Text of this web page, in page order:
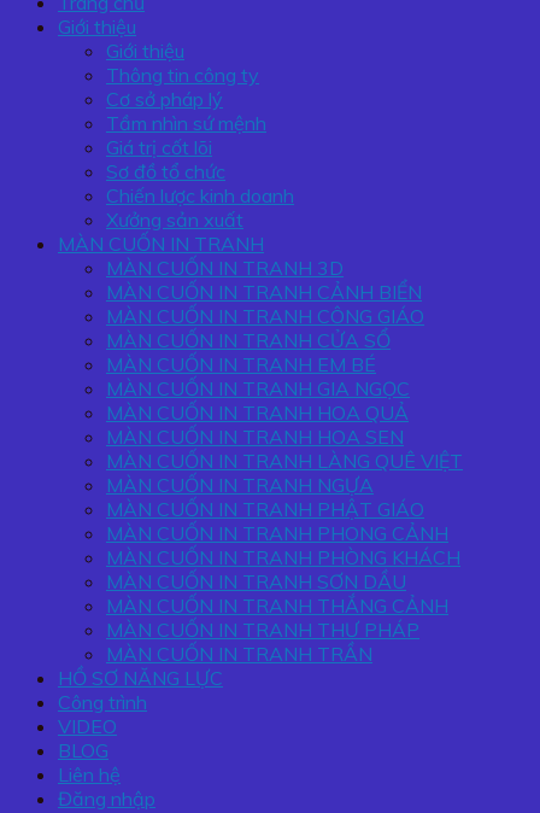
Giới thiệu
Giới thiệu
Thông tin công ty
Cơ sở pháp lý
Tầm nhìn sứ mệnh
Giá trị cốt lõi
Sơ đồ tổ chức
Chiến lược kinh doanh
Xưởng sản xuất
MÀN CUỐN IN TRANH
MÀN CUỐN IN TRANH 3D
MÀN CUỐN IN TRANH CẢNH BIỂN
MÀN CUỐN IN TRANH CÔNG GIÁO
MÀN CUỐN IN TRANH CỬA SỔ
MÀN CUỐN IN TRANH EM BÉ
MÀN CUỐN IN TRANH GIA NGỌC
MÀN CUỐN IN TRANH HOA QUẢ
MÀN CUỐN IN TRANH HOA SEN
MÀN CUỐN IN TRANH LÀNG QUÊ VIỆT
MÀN CUỐN IN TRANH NGỰA
MÀN CUỐN IN TRANH PHẬT GIÁO
MÀN CUỐN IN TRANH PHONG CẢNH
MÀN CUỐN IN TRANH PHÒNG KHÁCH
MÀN CUỐN IN TRANH SƠN DẦU
MÀN CUỐN IN TRANH THẮNG CẢNH
MÀN CUỐN IN TRANH THƯ PHÁP
MÀN CUỐN IN TRANH TRẦN
HỒ SƠ NĂNG LỰC
Công trình
VIDEO
BLOG
Liên hệ
Đăng nhập